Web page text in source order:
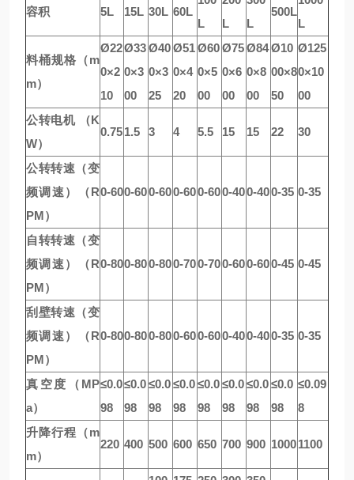
容积 5L 15L 30L 60L
L
L
L
500L
L
料桶规格（m
m）
Ø22
0×2
10
Ø33
0×3
00
Ø40
0×3
25
Ø51
0×4
20
Ø60
0×5
00
Ø75
0×6
00
Ø84
0×8
00
Ø10
00×8
50
Ø125
0×10
00
公转电机 （K
W）
0.751.5 3 4 5.5 15 15 22 30
公转转速（变
频调速）（R
PM）
0-600-600-600-600-600-400-400-35 0-35
自转转速（变
频调速）（R
PM）
0-800-800-800-700-700-600-600-45 0-45
刮壁转速（变
频调速）（R
PM）
0-800-800-800-600-600-400-400-35 0-35
真空度（MP
a）
≤0.0
98
≤0.0
98
≤0.0
98
≤0.0
98
≤0.0
98
≤0.0
98
≤0.0
98
≤0.0
98
≤0.09
8
升降行程（m
m）
220 400 500 600 650 700 900 10001100